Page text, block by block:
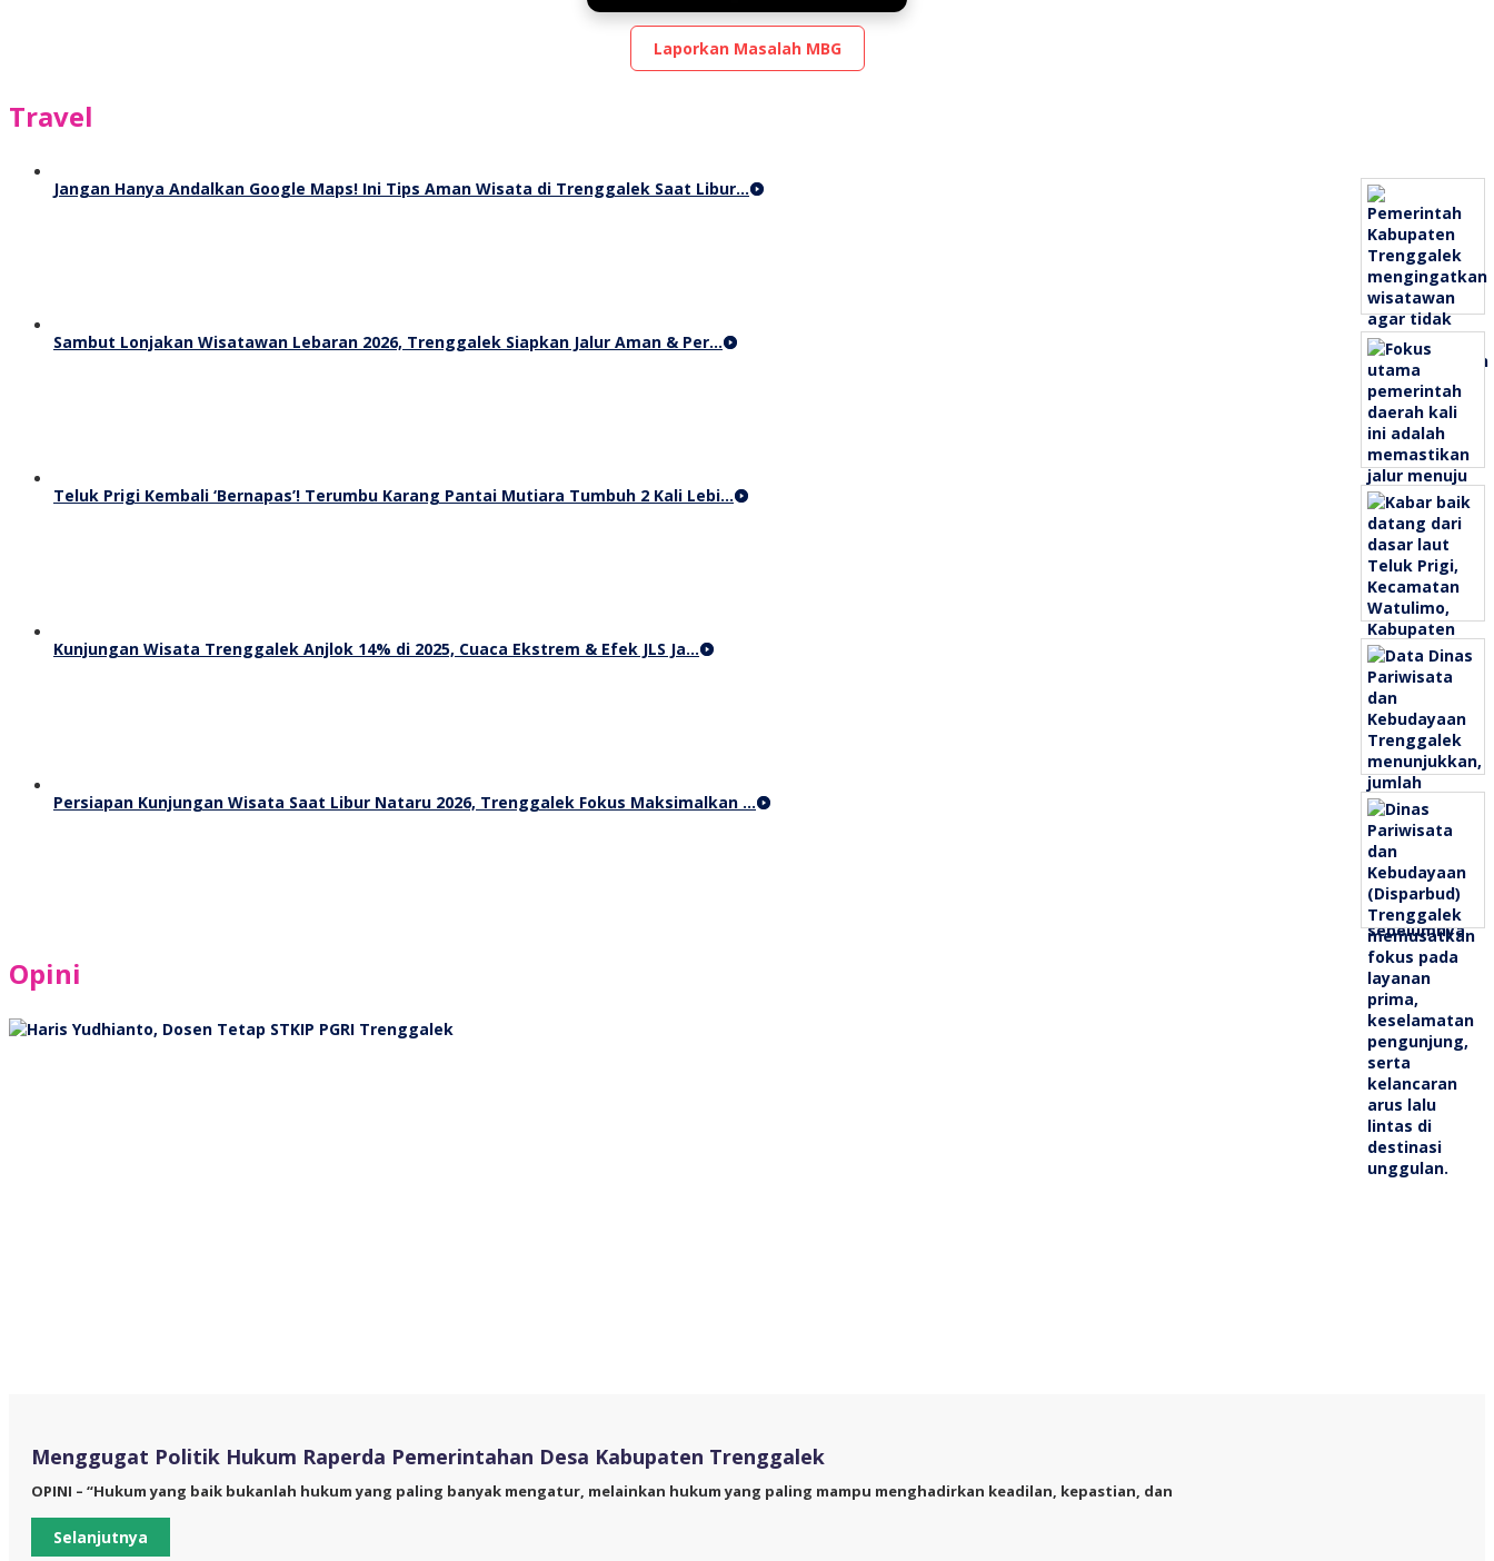
Laporkan Masalah MBG
Travel
Jangan Hanya Andalkan Google Maps! Ini Tips Aman Wisata di Trenggalek Saat Libur…
Sambut Lonjakan Wisatawan Lebaran 2026, Trenggalek Siapkan Jalur Aman & Per…
Teluk Prigi Kembali ‘Bernapas’! Terumbu Karang Pantai Mutiara Tumbuh 2 Kali Lebi…
Kunjungan Wisata Trenggalek Anjlok 14% di 2025, Cuaca Ekstrem & Efek JLS Ja…
Persiapan Kunjungan Wisata Saat Libur Nataru 2026, Trenggalek Fokus Maksimalkan …
Opini
Menggugat Politik Hukum Raperda Pemerintahan Desa Kabupaten Trenggalek
OPINI – “Hukum yang baik bukanlah hukum yang paling banyak mengatur, melainkan hukum yang paling mampu menghadirkan keadilan, kepastian, dan
Selanjutnya